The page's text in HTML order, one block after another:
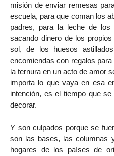
misión de enviar remesas
escuela, para que coman los
padres, para la leche de
sacando dinero de los
sol, de los huesos
encomiendas con regalos
la ternura en un acto de amor
importa lo que vaya en esa
intención, es el tiempo que
decorar.
Y son culpados porque se
son las bases, las columnas
hogares de los países de